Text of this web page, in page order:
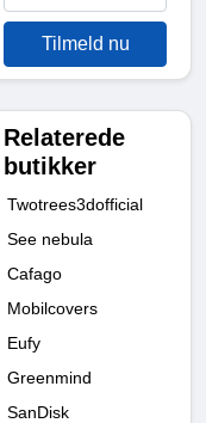
Tilmeld nu
Relaterede
butikker
Twotrees3dofficial
See nebula
Cafago
Mobilcovers
Eufy
Greenmind
SanDisk